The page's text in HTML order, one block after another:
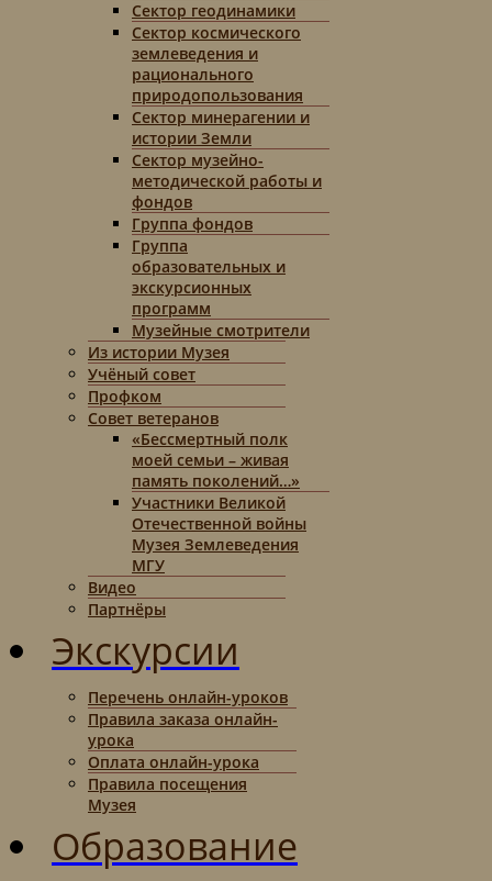
Сектор геодинамики
Сектор космического
землеведения и
рационального
природопользования
Сектор минерагении и
истории Земли
Сектор музейно-
методической работы и
фондов
Группа фондов
Группа
образовательных и
экскурсионных
программ
Музейные смотрители
Из истории Музея
Учёный совет
Профком
Совет ветеранов
«Бессмертный полк
моей семьи – живая
память поколений…»
Участники Великой
Отечественной войны
Музея Землеведения
МГУ
Видео
Партнёры
Экскурсии
Перечень онлайн-уроков
Правила заказа онлайн-
урока
Оплата онлайн-урока
Правила посещения
Музея
Образование